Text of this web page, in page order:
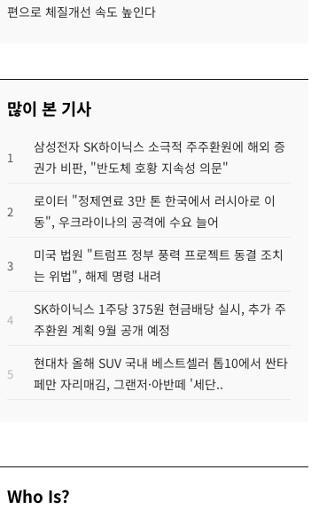
편으로 체질개선 속도 높인다
많이 본 기사
1
삼성전자 SK하이닉스 소극적 주주환원에 해외 증
권가 비판, "반도체 호황 지속성 의문"
2
로이터 "정제연료 3만 톤 한국에서 러시아로 이
동", 우크라이나의 공격에 수요 늘어
3
미국 법원 "트럼프 정부 풍력 프로젝트 동결 조치
는 위법", 해제 명령 내려
4
SK하이닉스 1주당 375원 현금배당 실시, 추가 주
주환원 계획 9월 공개 예정
5
현대차 올해 SUV 국내 베스트셀러 톱10에서 싼타
페만 자리매김, 그랜저·아반떼 '세단..
Who Is?